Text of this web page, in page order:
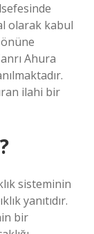
olarak kabul
önüne
Ahura
ilahi bir
sisteminin
yanıtıdır.
bir